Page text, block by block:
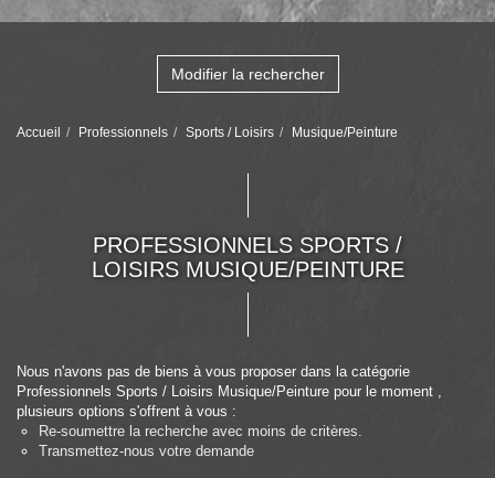
Modifier la rechercher
Accueil Professionnels Sports / Loisirs Musique/Peinture
PROFESSIONNELS SPORTS /
LOISIRS MUSIQUE/PEINTURE
Nous n'avons pas de biens à vous proposer dans la catégorie
Professionnels Sports / Loisirs Musique/Peinture pour le moment ,
plusieurs options s'offrent à vous :
Re-soumettre la recherche avec moins de critères.
Transmettez-nous votre demande